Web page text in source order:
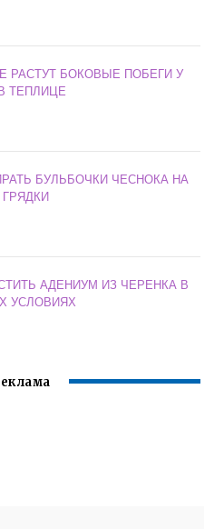
РАСТУТ БОКОВЫЕ ПОБЕГИ У
ТЕПЛИЦЕ
БУЛЬБОЧКИ ЧЕСНОКА НА
АДЕНИУМ ИЗ ЧЕРЕНКА В
УСЛОВИЯХ